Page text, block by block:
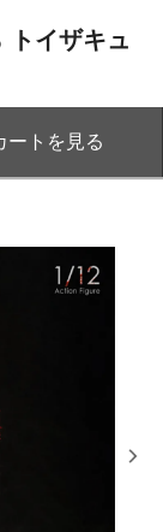
トイザキュ
ートを見る